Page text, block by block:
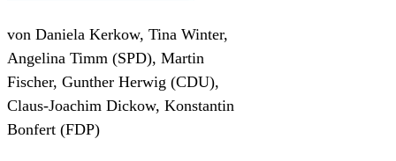
von Daniela Kerkow, Tina Winter,
Angelina Timm (SPD), Martin
Fischer, Gunther Herwig (CDU),
Claus-Joachim Dickow, Konstantin
Bonfert (FDP)